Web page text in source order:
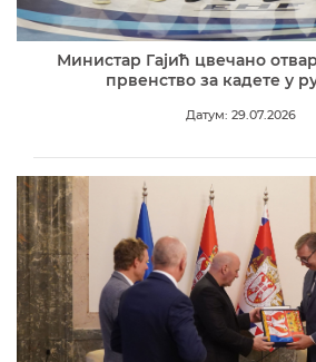
Министар Гајић цвечано
првенство за кадете у
Датум: 29.07.2026